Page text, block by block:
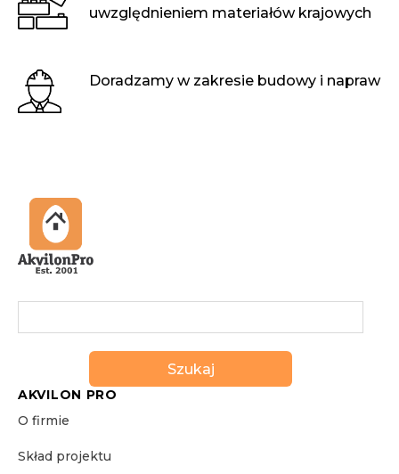
uwzględnieniem materiałów krajowych
Doradzamy w zakresie budowy i napraw
Szukaj
AKVILON PRO
O firmie
Skład projektu